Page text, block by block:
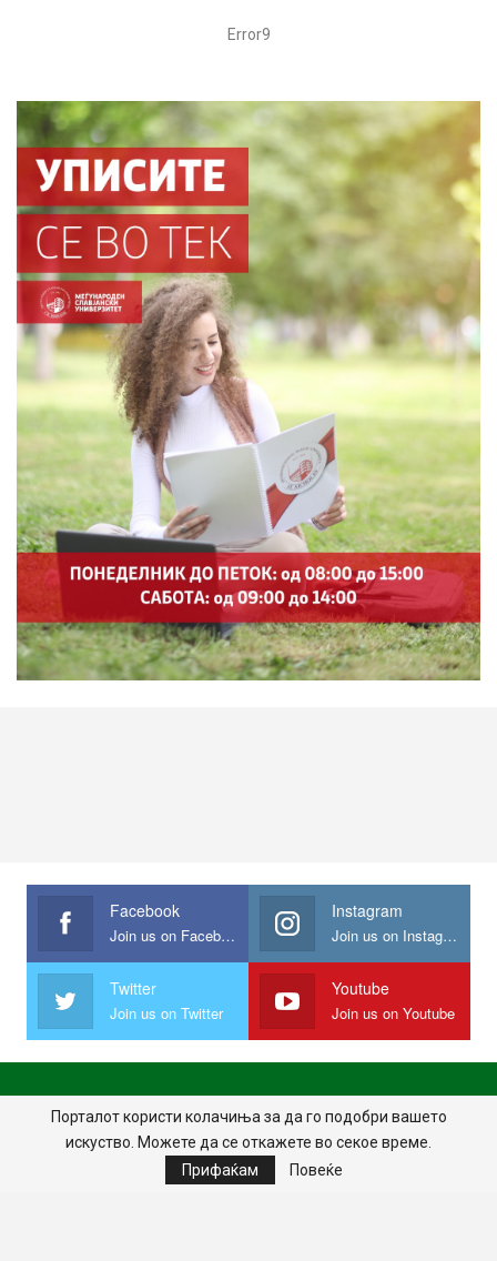
Error9
Facebook
Join us on Facebook
Instagram
Join us on Instagram
Twitter
Join us on Twitter
Youtube
Join us on Youtube
ПОЧЕТНА ПОЛИТИКА НА ПРИВАТНОСТ
ИМПРЕСУМ
ПРАВИЛА НА КОРИСТЕЊЕ
Порталот користи колачиња за да го подобри вашето
искуство. Можете да се откажете во секое време.
Прифаќам
Повеќе